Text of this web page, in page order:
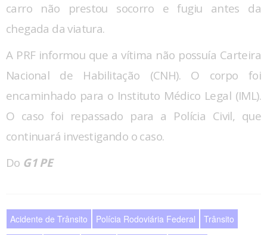
carro não prestou socorro e fugiu antes da
chegada da viatura.
A PRF informou que a vítima não possuía Carteira
Nacional de Habilitação (CNH). O corpo foi
encaminhado para o Instituto Médico Legal (IML).
O caso foi repassado para a Polícia Civil, que
continuará investigando o caso.
Do G1 PE
Acidente de Trânsito Polícia Rodoviária Federal Trânsito